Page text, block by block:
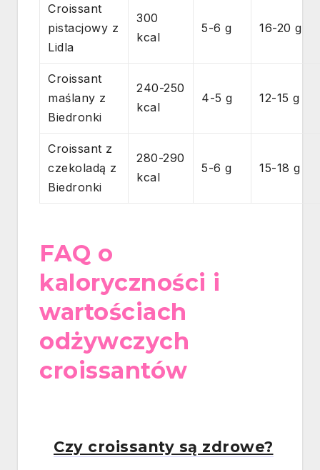
Croissant
pistacjowy z
Lidla
300
kcal
5-6 g 16-20 g
Croissant
maślany z
Biedronki
240-250
kcal
4-5 g 12-15 g
Croissant z
czekoladą z
Biedronki
280-290
kcal
5-6 g 15-18 g
FAQ o
kaloryczności i
wartościach
odżywczych
croissantów
Czy croissanty są zdrowe?